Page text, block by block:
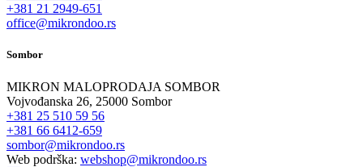
+381 21 2949-651
office@mikrondoo.rs
Sombor
MIKRON MALOPRODAJA SOMBOR
Vojvođanska 26, 25000 Sombor
+381 25 510 59 56
+381 66 6412-659
sombor@mikrondoo.rs
Web podrška: webshop@mikrondoo.rs